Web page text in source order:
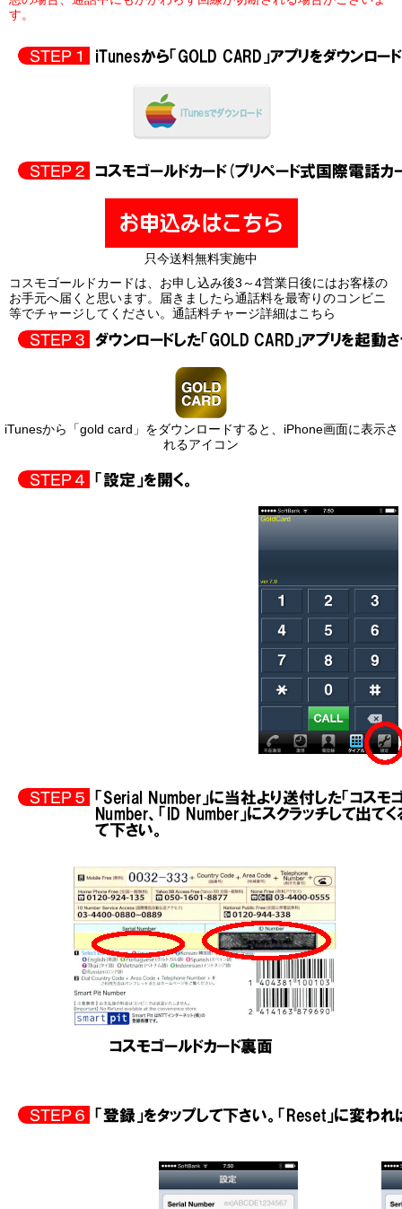
す。
只今送料無料実施中
コスモゴールドカードは、お申し込み後3～4営業日後にはお客様の
お手元へ届くと思います。届きましたら通話料を最寄りのコンビニ
等でチャージしてください。 通話料チャージ詳細はこちら
iTunesから「gold card」をダウンロードすると、iPhone画面に表示さ
れるアイコン